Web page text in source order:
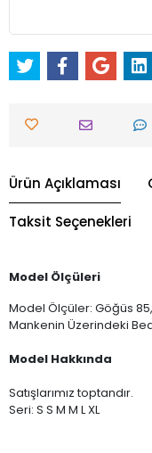
Ürün Açıklaması
Taksit Seçenekleri
Model Ölçüleri
Model Ölçüler: Göğüs
Mankenin Üzerindeki
Model Hakkında
Satışlarımız toptandır.
Seri: S S M M L XL